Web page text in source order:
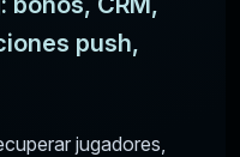
push,
jugadores,